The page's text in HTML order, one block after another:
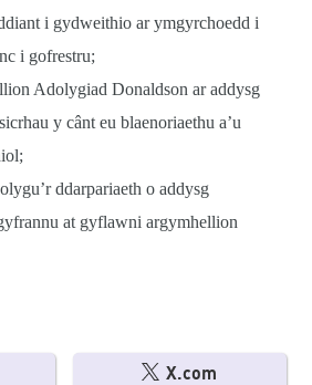
i gydweithio ar ymgyrchoedd i
i gofrestru;
Adolygiad Donaldson ar addysg
y cânt eu blaenoriaethu a’u
ddarpariaeth o addysg
at gyflawni argymhellion
X.com